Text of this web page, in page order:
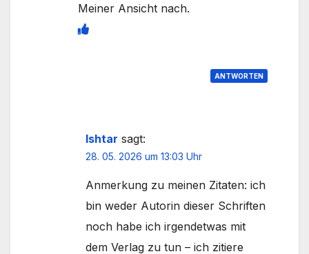
Meiner Ansicht nach.
ANTWORTEN
Ishtar sagt:
28. 05. 2026 um 13:03 Uhr
Anmerkung zu meinen Zitaten: ich
bin weder Autorin dieser Schriften
noch habe ich irgendetwas mit
dem Verlag zu tun – ich zitiere